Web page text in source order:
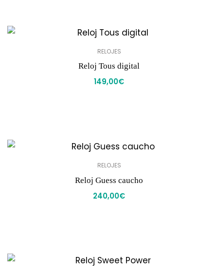
RELOJES
Reloj Tous digital
149,00€
RELOJES
Reloj Guess caucho
240,00€